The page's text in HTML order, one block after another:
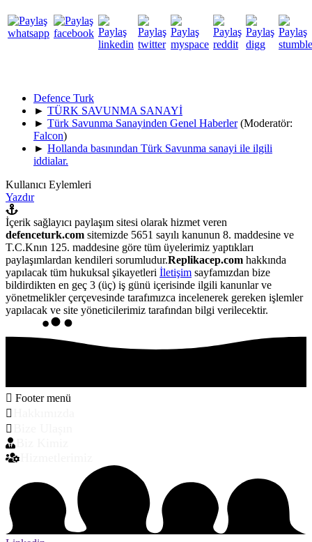
Defence Turk
► TÜRK SAVUNMA SANAYİ
► Türk Savunma Sanayinden Genel Haberler (Moderatör:
Falcon)
► Hollanda basınından Türk Savunma sanayi ile ilgili
iddialar.
Kullanıcı Eylemleri
Yazdır
İçerik sağlayıcı paylaşım sitesi olarak hizmet veren
defenceturk.com sitemizde 5651 sayılı kanunun 8. maddesine ve
T.C.Knın 125. maddesine göre tüm üyelerimiz yaptıkları
paylaşımlardan kendileri sorumludur.Replikacep.com hakkında
yapılacak tüm hukuksal şikayetleri İletişim sayfamızdan bize
bildirdikten en geç 3 (üç) iş günü içerisinde ilgili kanunlar ve
yönetmelikler çerçevesinde tarafımızca incelenerek gereken işlemler
yapılacak ve site yöneticilerimiz tarafından bilgi verilecektir.
Footer menü